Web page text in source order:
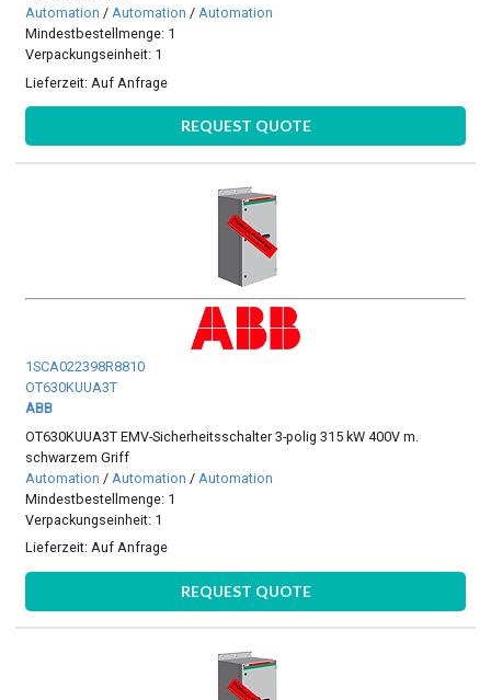
Automation /Automation /Automation
Mindestbestellmenge: 1
Verpackungseinheit: 1
Lieferzeit: Auf Anfrage
REQUEST QUOTE
1SCA022398R8810
OT630KUUA3T
ABB
OT630KUUA3T EMV-Sicherheitsschalter 3-polig 315 kW 400V m.
schwarzem Griff
Automation / Automation / Automation
Mindestbestellmenge: 1
Verpackungseinheit: 1
Lieferzeit:Auf Anfrage
REQUEST QUOTE